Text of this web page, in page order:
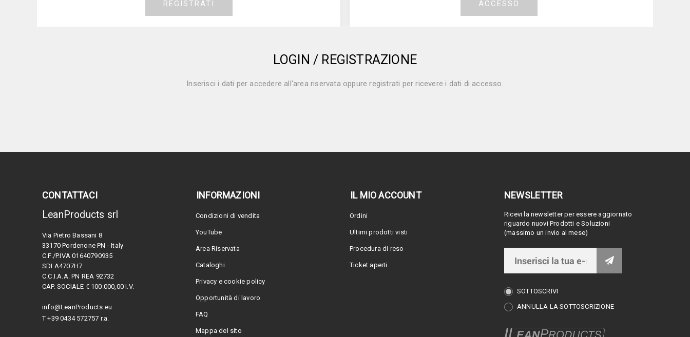
REGISTRATI ACCESSO
LOGIN / REGISTRAZIONE
Inserisci i dati per accedere all'area riservata oppure registrati per ricevere i dati di accesso.
CONTATTACI
LeanProducts srl
Via Pietro Bassani 8
33170 Pordenone PN - Italy
C.F./P.IVA 01640790935
SDI A4707H7
C.C.I.A.A. PN REA 92732
CAP. SOCIALE € 100.000,00 I.V.
info@LeanProducts.eu
T +39 0434 572757 r.a.
INFORMAZIONI
Condizioni di vendita
YouTube
Area Riservata
Cataloghi
Privacy e cookie policy
Opportunità di lavoro
FAQ
Mappa del sito
IL MIO ACCOUNT
Ordini
Ultimi prodotti visti
Procedura di reso
Ticket aperti
NEWSLETTER
Ricevi la newsletter per essere aggiornato
riguardo nuovi Prodotti e Soluzioni
(massimo un invio al mese)
SOTTOSCRIVI
ANNULLA LA SOTTOSCRIZIONE